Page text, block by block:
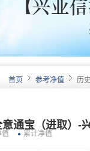
首页 参考净值 历